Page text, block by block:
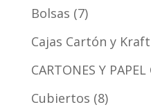
Bolsas 7
Cajas Cartón y Kraft
CARTONES Y
Cubiertos 8